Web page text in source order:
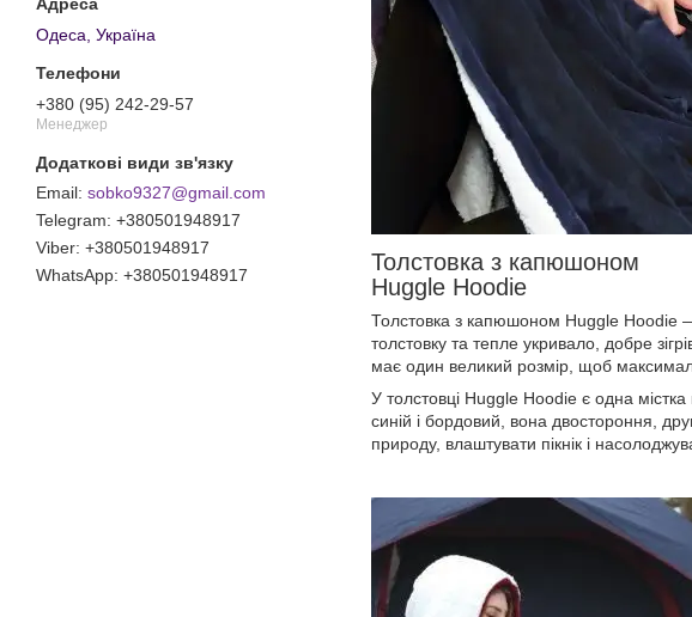
Одеса, Україна
+380 (95) 242-29-57
Менеджер
sobko9327@gmail.com
+380501948917
+380501948917
+380501948917
Толстовка з капюшоном
Huggle Hoodie
Толстовка з капюшоном Huggle Hoodie
толстовку та тепле укривало, добре
має один великий розмір, щоб
У толстовці Huggle Hoodie є одна
синій і бордовий, вона двостороння,
природу, влаштувати пікнік і